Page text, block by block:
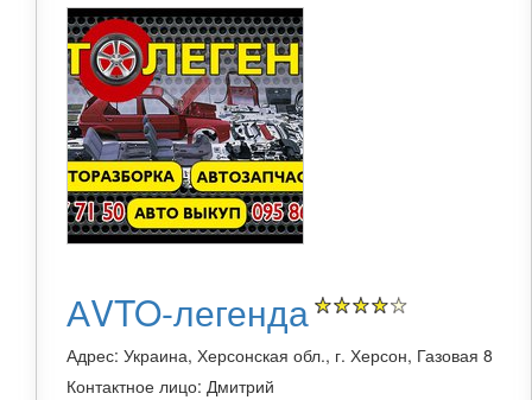
АVTO-легенда
Адрес: Украина, Херсонская обл., г. Херсон, Газовая 8
Контактное лицо: Дмитрий